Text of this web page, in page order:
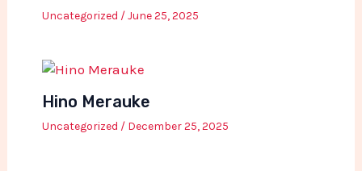
Uncategorized /June 25, 2025
Hino Merauke
Uncategorized / December 25, 2025